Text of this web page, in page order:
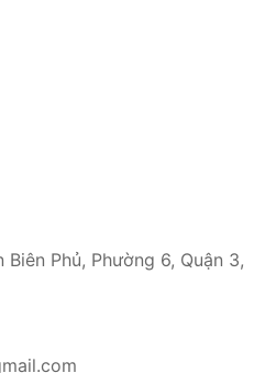
Biên Phủ, Phường 6, Quận 3,